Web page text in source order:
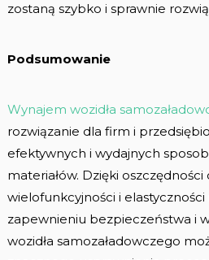
zostaną szybko i sprawnie
Podsumowanie
Wynajem wozidła
rozwiązanie dla firm i
efektywnych i wydajnych
materiałów. Dzięki oszczędności
wielofunkcyjności i elastyczności
zapewnieniu bezpieczeństwa i
wozidła samozaładowczego